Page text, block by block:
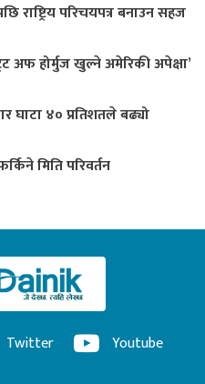
राष्ट्रिय परिचयपत्र बनाउन सहज
अफ होर्मुज खुल्ने अमेरिकी अपेक्षा’
घाटा ४० प्रतिशतले बढ्यो
मिति परिवर्तन
Twitter Youtube